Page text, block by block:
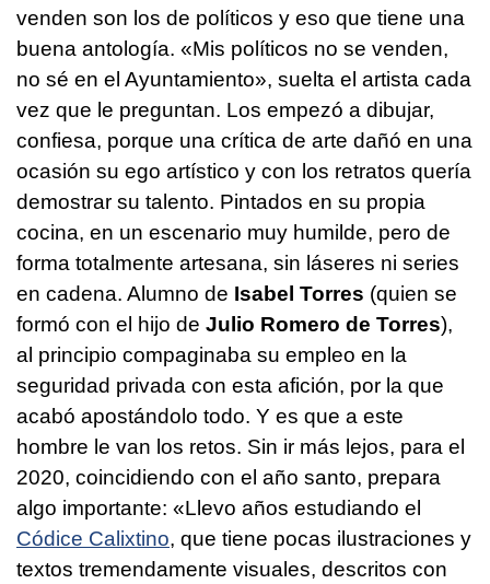
venden son los de políticos y eso que tiene una
buena antología. «Mis políticos no se venden,
no sé en el Ayuntamiento», suelta el artista cada
vez que le preguntan. Los empezó a dibujar,
confiesa, porque una crítica de arte dañó en una
ocasión su ego artístico y con los retratos quería
demostrar su talento. Pintados en su propia
cocina, en un escenario muy humilde, pero de
forma totalmente artesana, sin láseres ni series
en cadena. Alumno de Isabel Torres (quien se
formó con el hijo de Julio Romero de Torres),
al principio compaginaba su empleo en la
seguridad privada con esta afición, por la que
acabó apostándolo todo. Y es que a este
hombre le van los retos. Sin ir más lejos, para el
2020, coincidiendo con el año santo, prepara
algo importante: «Llevo años estudiando el
Códice Calixtino, que tiene pocas ilustraciones y
textos tremendamente visuales, descritos con